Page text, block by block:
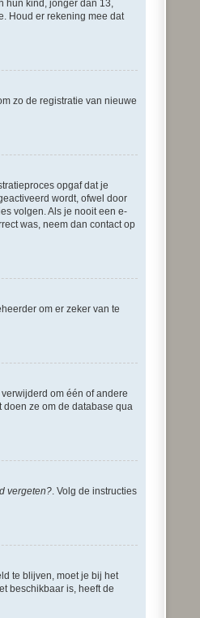
hun kind, jonger dan 13,
Houd er rekening mee dat
zo de registratie van nieuwe
opgaf dat je
wordt, ofwel door
volgen. Als je nooit een e-
was, neem dan contact op
om er zeker van te
om één of andere
ze om de database qua
vergeten? . Volg de instructies
te blijven, moet je bij het
beschikbaar is, heeft de